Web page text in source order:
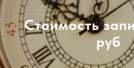
Стоимость
руб